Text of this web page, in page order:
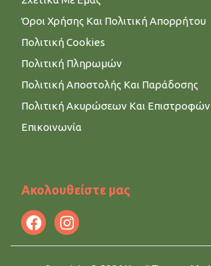
Όροι Χρήσης Και Πολιτική Απορρήτου
Πολιτική Cookies
Πολιτική Πληρωμών
Πολιτική Αποστολής Και Παράδοσης
Πολιτική Ακυρώσεων Και Επιστροφών
Επικοινωνία
Ακολουθείστε μας